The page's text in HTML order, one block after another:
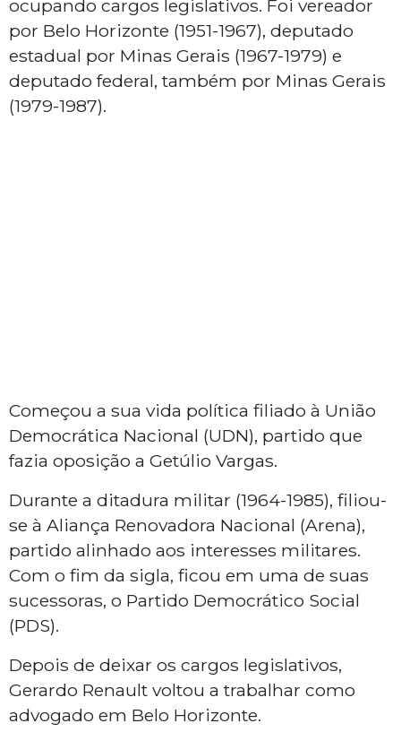
ocupando cargos legislativos. Foi vereador
por Belo Horizonte (1951-1967), deputado
estadual por Minas Gerais (1967-1979) e
deputado federal, também por Minas Gerais
(1979-1987).
Começou a sua vida política filiado à União
Democrática Nacional (UDN), partido que
fazia oposição a Getúlio Vargas.
Durante a ditadura militar (1964-1985), filiou-
se à Aliança Renovadora Nacional (Arena),
partido alinhado aos interesses militares.
Com o fim da sigla, ficou em uma de suas
sucessoras, o Partido Democrático Social
(PDS).
Depois de deixar os cargos legislativos,
Gerardo Renault voltou a trabalhar como
advogado em Belo Horizonte.